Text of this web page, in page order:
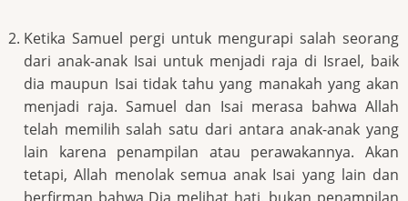
Ketika Samuel pergi untuk mengurapi salah seorang
dari anak-anak Isai untuk menjadi raja di Israel, baik
dia maupun Isai tidak tahu yang manakah yang akan
menjadi raja. Samuel dan Isai merasa bahwa Allah
telah memilih salah satu dari antara anak-anak yang
lain karena penampilan atau perawakannya. Akan
tetapi, Allah menolak semua anak Isai yang lain dan